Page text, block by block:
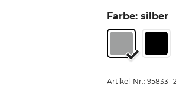
Farbe: silber
Artikel-Nr.: